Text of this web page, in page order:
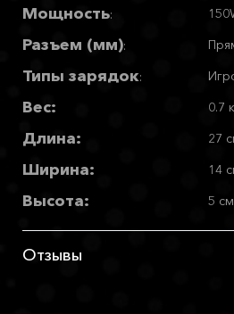
Мощность:
Разъем (мм):
Типы зарядок:
Вес: 0.7
Длина: 27
Ширина: 14
Высота: 5 см
Отзывы